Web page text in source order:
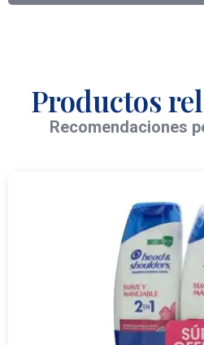
Productos
Recomendaciones